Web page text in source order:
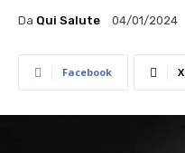
Da Qui Salute 04/01/2024
Facebook X